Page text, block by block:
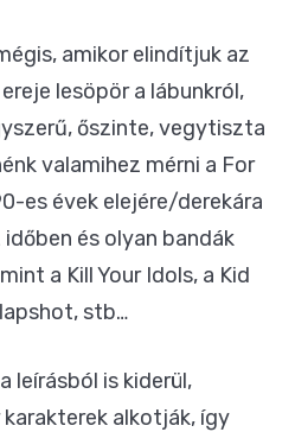
amikor elindítjuk az
lesöpör a lábunkról,
őszinte, vegytiszta
valamihez mérni a For
es évek elejére/derekára
és olyan bandák
a Kill Your Idols, a Kid
stb…
leírásból is kiderül,
alkotják, így